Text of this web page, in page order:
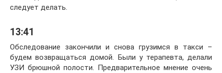
следует делать.
13:41
Обследование закончили и снова грузимся в такси –
будем возвращаться домой. Были у терапевта, делали
УЗИ брюшной полости. Предварительное мнение очень